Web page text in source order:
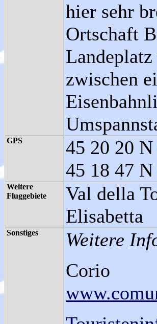
hier sehr
Ortschaft
zwischen
GPS
45 20 20
45 18 47
Weitere
Fluggebiete
Val della
Elisabetta
Sonstiges
Weitere
Corio